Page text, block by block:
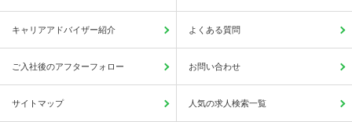
キャリアアドバイザー紹介 よくある質問
ご入社後のアフターフォロー お問い合わせ
サイトマップ 人気の求人検索一覧